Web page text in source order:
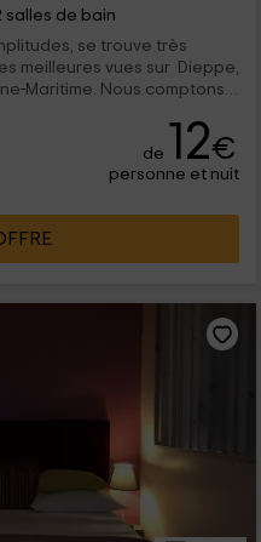
salles de bain
se trouve très
meilleures vues sur Dieppe,
Nous comptons
vous offrir.
de 12€
personne et nuit